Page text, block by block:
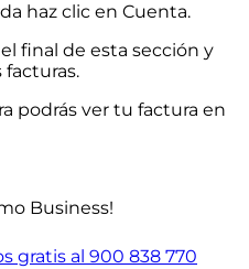
haz clic en Cuenta.
final de esta sección y
podrás ver tu factura en
Business!
gratis al 900 838 770